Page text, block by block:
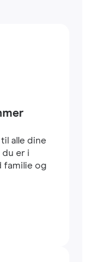
alle dine
du er i
familie og